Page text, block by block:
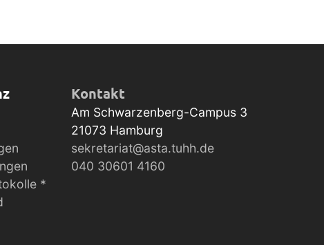
*
Kontakt
Am Schwarzenberg-Campus 3
21073 Hamburg
sekretariat@asta.tuhh.de
040 30601 4160